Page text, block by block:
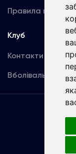
Правила
Клуб
Контакти
Вболівальникам